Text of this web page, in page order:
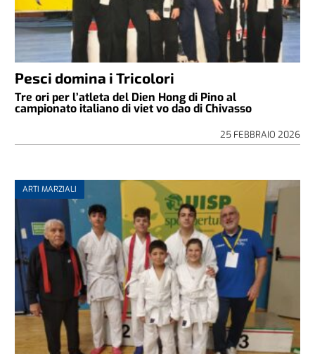
Pesci domina i Tricolori
Tre ori per l’atleta del Dien Hong di Pino al
campionato italiano di viet vo dao di Chivasso
25 FEBBRAIO 2026
ARTI MARZIALI